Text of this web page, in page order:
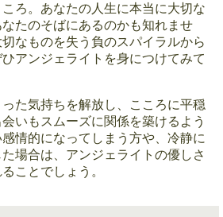
ろ。あなたの人生に本当に大切な
たのそばにあるのかも知れませ
なものを失う負のスパイラルから
アンジェライトを身につけてみて
た気持ちを解放し、こころに平穏
いもスムーズに関係を築けるよう
情的になってしまう方や、冷静に
場合は、アンジェライトの優しさ
ことでしょう。